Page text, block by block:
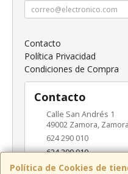
Política de Cookies de
Contacto
Política Privacidad
Condiciones de Compra
Contacto
Calle San Andrés 1
49002 Zamora, Zamora
624 290 010
624 290 010
info@oxenio.com